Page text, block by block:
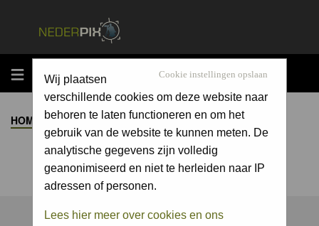
MENU Cookie instellingen opslaan
Wij plaatsen
verschillende cookies om deze website naar
behoren te laten functioneren en om het
gebruik van de website te kunnen meten. De
analytische gegevens zijn volledig
geanonimiseerd en niet te herleiden naar IP
adressen of personen.
Lees hier meer over cookies en ons
HOME >ALBUM >